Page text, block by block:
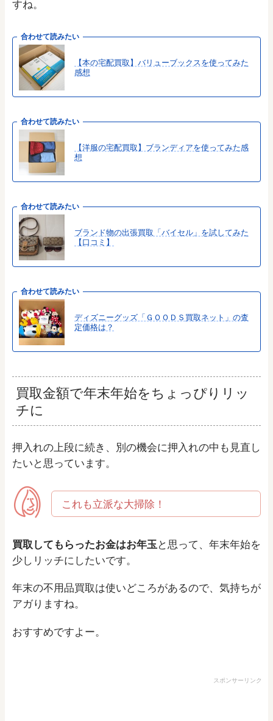
すね。
合わせて読みたい
【本の宅配買取】バリューブックスを使ってみた
感想
合わせて読みたい
【洋服の宅配買取】ブランディアを使ってみた感
想
合わせて読みたい
ブランド物の出張買取「バイセル」を試してみた
【口コミ】
合わせて読みたい
ディズニーグッズ「ＧＯＯＤＳ買取ネット」の査
定価格は？
買取金額で年末年始をちょっぴりリッ
チに
押入れの上段に続き、別の機会に押入れの中も見直し
たいと思っています。
これも立派な大掃除！
買取してもらったお金はお年玉と思って、年末年始を
少しリッチにしたいです。
年末の不用品買取は使いどころがあるので、気持ちが
アガりますね。
おすすめですよー。
スポンサーリンク